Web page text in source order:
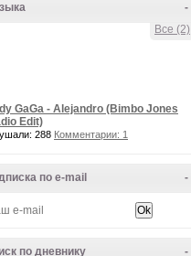
-
Все (2)
GaGa - Alejandro (Bimbo Jones
Edit)
288 Комментарии: 1
-
по e-mail
-
по дневнику